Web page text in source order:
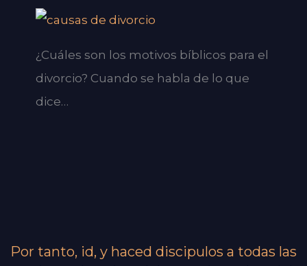
¿Cuáles son los motivos bíblicos para el
divorcio? Cuando se habla de lo que
dice…
Por tanto, id, y haced discipulos a todas las